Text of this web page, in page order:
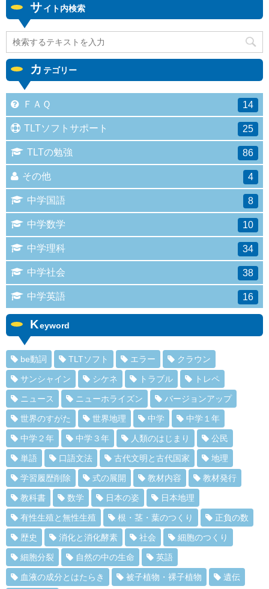
サイト内検索
カ テゴリー
ＦＡＱ 14
TLTソフトサポート 25
TLTの勉強 86
その他 4
中学国語 8
中学数学 10
中学理科 34
中学社会 38
中学英語 16
Keyword
be動詞 TLTソフト エラー クラウン
サンシャイン シケネ トラブル トレペ
ニュース ニューホライズン バージョンアップ
世界のすがた 世界地理 中学 中学１年
中学２年 中学３年 人類のはじまり 公民
単語 口語文法 古代文明と古代国家 地理
学習履歴削除 式の展開 教材内容 教材発行
教科書 数学 日本の姿 日本地理
有性生殖と無性生殖 根・茎・葉のつくり 正負の数
歴史 消化と消化酵素 社会 細胞のつくり
細胞分裂 自然の中の生命 英語
血液の成分とはたらき 被子植物・裸子植物 遺伝